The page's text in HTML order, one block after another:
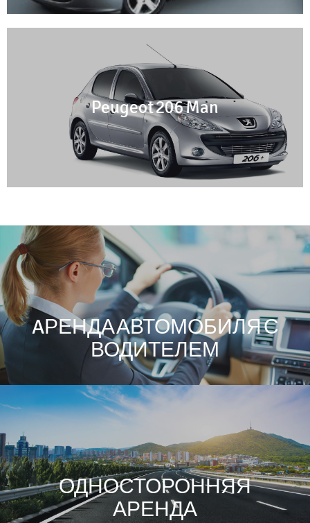
Peugeot 206 Man
AРЕНДА АВТОМОБИЛЯ С
ВОДИТЕЛЕМ
ОДНОСТОРОННЯЯ
АРЕНДА